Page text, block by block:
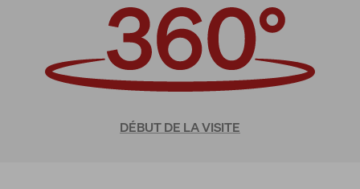
DÉBUT DE LA VISITE